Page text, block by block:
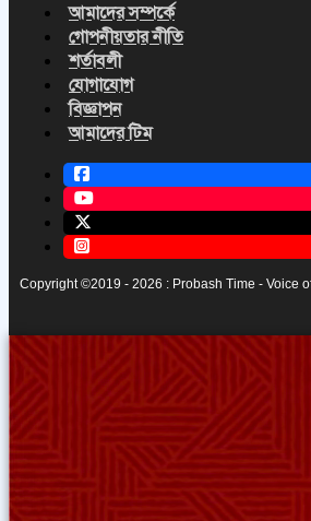
আমাদের সম্পর্কে
গোপনীয়তার নীতি
শর্তাবলী
যোগাযোগ
বিজ্ঞাপন
আমাদের টিম
Copyright ©2019 - 2026 : Probash Time - Voice